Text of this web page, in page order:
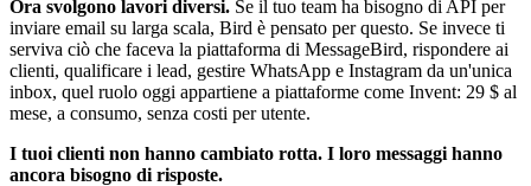
Ora svolgono lavori diversi. Se il tuo team ha bisogno di API per
inviare email su larga scala, Bird è pensato per questo. Se invece ti
serviva ciò che faceva la piattaforma di MessageBird, rispondere ai
clienti, qualificare i lead, gestire WhatsApp e Instagram da un'unica
inbox, quel ruolo oggi appartiene a piattaforme come Invent: 29 $ al
mese, a consumo, senza costi per utente.
I tuoi clienti non hanno cambiato rotta. I loro messaggi hanno
ancora bisogno di risposte.